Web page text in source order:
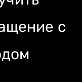
с